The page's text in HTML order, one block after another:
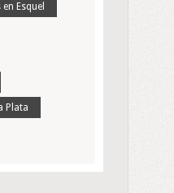
Esquel
Plata